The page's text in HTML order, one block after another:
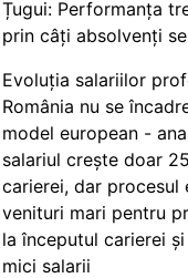
Țugui: Performanța
prin câți absolvenți
Evoluția salariilor
România nu se
model european -
salariul crește doar
carierei, dar procesul
venituri mari pentru
la începutul carierei
mici salarii